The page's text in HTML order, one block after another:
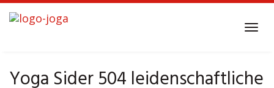
Skip
to
Yoga Sider 504 leidenschaftliche